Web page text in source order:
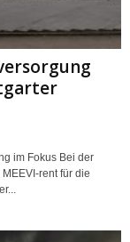
im Fokus Bei der
rent für die